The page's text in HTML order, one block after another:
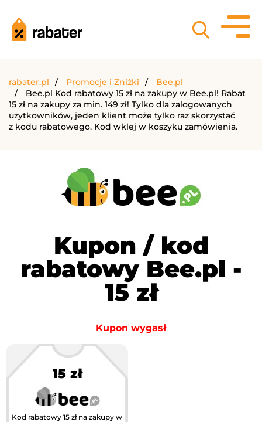
rabater.pl Promocje i Zniżki
Bee.pl
Bee.pl Kod rabatowy 15 zł na zakupy w Bee.pl! Rabat
15 zł na zakupy za min. 149 zł! Tylko dla zalogowanych
użytkowników, jeden klient może tylko raz skorzystać
z kodu rabatowego. Kod wklej w koszyku zamówienia.
Kupon / kod
rabatowy Bee.pl -
15 zł
Kupon wygasł
15 zł
Kod rabatowy 15 zł na zakupy w